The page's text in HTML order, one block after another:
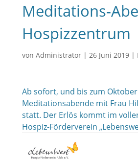
Meditations-
Hospizzentrum
von Administrator| 26 Juni 2019|
Ab sofort, und bis zum
Meditationsabende mit Frau
statt. Der Erlös kommt im
Hospiz-Förderverein